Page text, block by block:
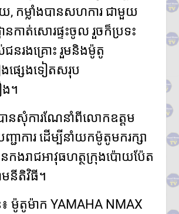
, កម្លាំងបានសហការ ជាមួយ
ានកាត់សោរផ្ទះចូល រួចក៏ប្រទះ
រងគ្រោះ រួមនិងម៉ូតូ
ផ្សេងទៀតសរុប
។
បានសុំការណែនាំពីលោកឧត្ដម
ាការ ដើម្បីនាំយកម៉ូតូមករក្សា
កងរាជអាវុធហត្ថក្រុងប៉ោយប៉ែត
មនីតិវិធី។
៖ ម៉ូតូម៉ាក YAMAHA NMAX